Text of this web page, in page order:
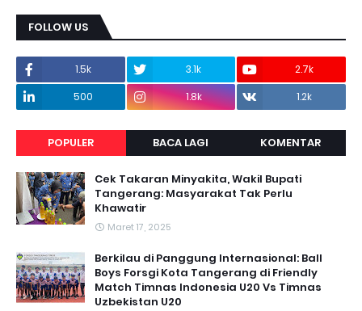
FOLLOW US
1.5k 3.1k
2.7k
500
1.8k 1.2k
POPULER BACA LAGI KOMENTAR
Cek Takaran Minyakita, Wakil Bupati
Tangerang: Masyarakat Tak Perlu
Khawatir
Maret 17, 2025
Berkilau di Panggung Internasional: Ball
Boys Forsgi Kota Tangerang di Friendly
Match Timnas Indonesia U20 Vs Timnas
Uzbekistan U20